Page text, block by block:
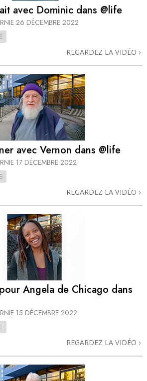
avec Dominic dans @life
26 DÉCEMBRE 2022
REGARDEZ LA VIDÉO
avec Vernon dans @life
17 DÉCEMBRE 2022
REGARDEZ LA VIDÉO
Angela de Chicago dans
15 DÉCEMBRE 2022
REGARDEZ LA VIDÉO